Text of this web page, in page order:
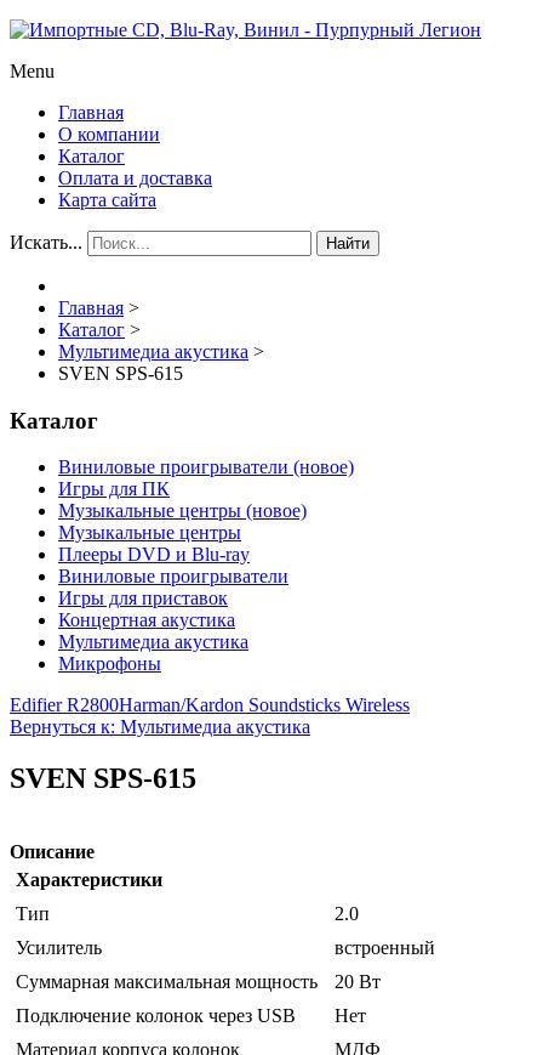
Menu
Главная
О компании
Каталог
Оплата и доставка
Карта сайта
Искать... Найти
Главная >
Каталог >
Мультимедиа акустика >
SVEN SPS-615
Каталог
Виниловые проигрыватели (новое)
Игры для ПК
Музыкальные центры (новое)
Музыкальные центры
Плееры DVD и Blu-ray
Виниловые проигрыватели
Игры для приставок
Концертная акустика
Мультимедиа акустика
Микрофоны
Edifier R2800Harman/Kardon Soundsticks Wireless
Вернуться к: Мультимедиа акустика
SVEN SPS-615
Описание
Характеристики
Тип
2.0
Усилитель
встроенный
Суммарная максимальная мощность
20 Вт
Подключение колонок через USB
Нет
Материал корпуса колонок
МДФ